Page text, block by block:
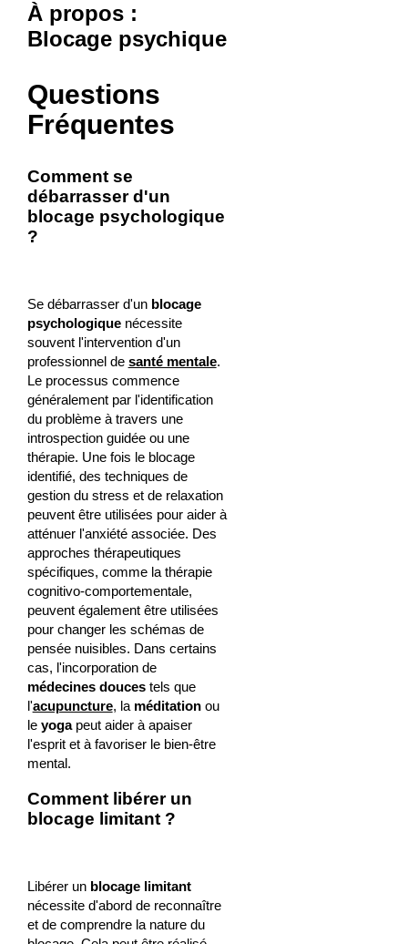
À propos :
Blocage psychique
Questions
Fréquentes
Comment se
débarrasser d'un
blocage psychologique
?
Se débarrasser d'un blocage
psychologiquenécessite
souvent l'intervention d'un
professionnel de santé mentale.
Le processus commence
généralement par l'identification
du problème à travers une
introspection guidée ou une
thérapie. Une fois le blocage
identifié, des techniques de
gestion du stress et de relaxation
peuvent être utilisées pour aider à
atténuer l'anxiété associée. Des
approches thérapeutiques
spécifiques, comme la thérapie
cognitivo-comportementale,
peuvent également être utilisées
pour changer les schémas de
pensée nuisibles. Dans certains
cas, l'incorporation de
médecines doucestels que
l'acupuncture, la méditationou
le yogapeut aider à apaiser
l'esprit et à favoriser le bien-être
mental.
Comment libérer un
blocage limitant ?
Libérer un blocage limitant
nécessite d'abord de reconnaître
et de comprendre la nature du